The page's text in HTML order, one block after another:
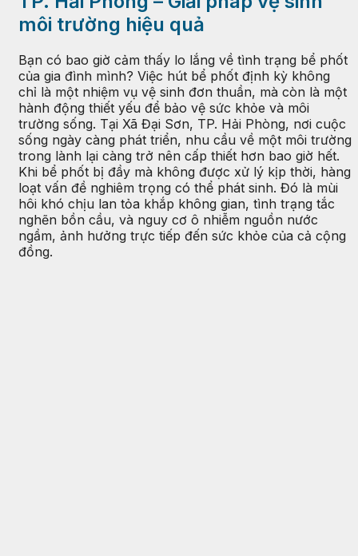
môi trường hiệu quả
Bạn có bao giờ cảm thấy lo lắng về tình trạng bể phốt
của gia đình mình? Việc hút bể phốt định kỳ không
chỉ là một nhiệm vụ vệ sinh đơn thuần, mà còn là một
hành động thiết yếu để bảo vệ sức khỏe và môi
trường sống. Tại Xã Đại Sơn, TP. Hải Phòng, nơi cuộc
sống ngày càng phát triển, nhu cầu về một môi trường
trong lành lại càng trở nên cấp thiết hơn bao giờ hết.
Khi bể phốt bị đầy mà không được xử lý kịp thời, hàng
loạt vấn đề nghiêm trọng có thể phát sinh. Đó là mùi
hôi khó chịu lan tỏa khắp không gian, tình trạng tắc
nghẽn bồn cầu, và nguy cơ ô nhiễm nguồn nước
ngầm, ảnh hưởng trực tiếp đến sức khỏe của cả cộng
đồng.